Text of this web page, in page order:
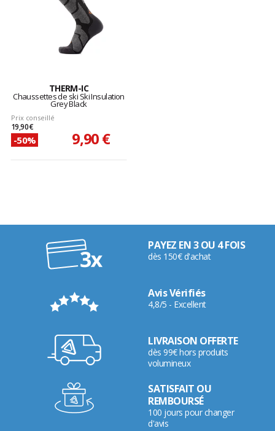
THERM-IC
Chaussettes de ski Ski Insulation
Grey Black
Prix conseillé
19,90 €
-50% 9,90 €
PAYEZ EN 3 OU 4 FOIS
dès 150€ d'achat
Avis Vérifiés
4,8/5 - Excellent
LIVRAISON OFFERTE
dès 99€ hors produits
volumineux
SATISFAIT OU
REMBOURSÉ
100 jours pour changer
d'avis